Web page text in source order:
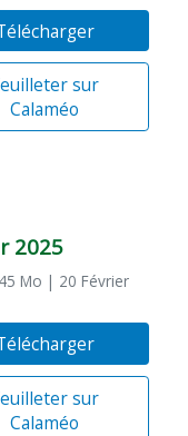
sur
Calaméo
2025
Mo | 20 Février
sur
Calaméo